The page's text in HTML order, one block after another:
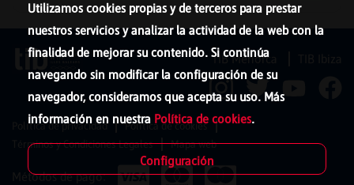
Utilizamos cookies propias y de terceros para prestar
nuestros servicios y analizar la actividad de la web con la
finalidad de mejorar su contenido. Si continúa
navegando sin modificar la configuración de su
navegador, consideramos que acepta su uso. Más
información en nuestra Política de cookies.
Configuración
TIB Menorca
Política de privacidad
Política de cookies
Términos y Condiciones Legales
Mapa web
Métodos de pago: